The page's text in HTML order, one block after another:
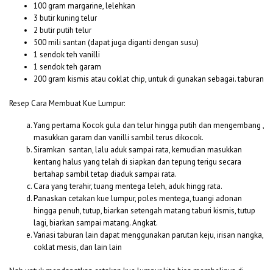
100 gram margarine, lelehkan
3 butir kuning telur
2 butir putih telur
500 mili santan (dapat juga diganti dengan susu)
1 sendok teh vanilli
1 sendok teh garam
200 gram kismis atau coklat chip, untuk di gunakan sebagai. taburan
Resep Cara Membuat Kue Lumpur:
Yang pertama Kocok gula dan telur hingga putih dan mengembang ,
masukkan garam dan vanilli sambil terus dikocok.
Siramkan santan, lalu aduk sampai rata, kemudian masukkan
kentang halus yang telah di siapkan dan tepung terigu secara
bertahap sambil tetap diaduk sampai rata.
Cara yang terahir, tuang mentega leleh, aduk hingg rata.
Panaskan cetakan kue lumpur, poles mentega, tuangi adonan
hingga penuh, tutup, biarkan setengah matang taburi kismis, tutup
lagi, biarkan sampai matang. Angkat.
Variasi taburan lain dapat menggunakan parutan keju, irisan nangka,
coklat mesis, dan lain lain